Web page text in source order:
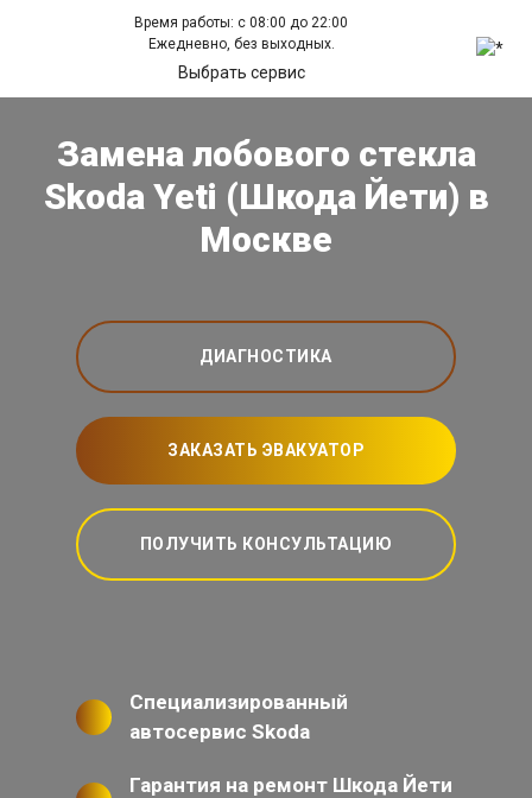
Время работы: с 08:00 до 22:00
Ежедневно, без выходных.
Выбрать сервис
Замена лобового стекла
Skoda Yeti (Шкода Йети) в
Москве
ДИАГНОСТИКА
ЗАКАЗАТЬ ЭВАКУАТОР
ПОЛУЧИТЬ КОНСУЛЬТАЦИЮ
Специализированный
автосервис Skoda
Гарантия на ремонт Шкода Йети